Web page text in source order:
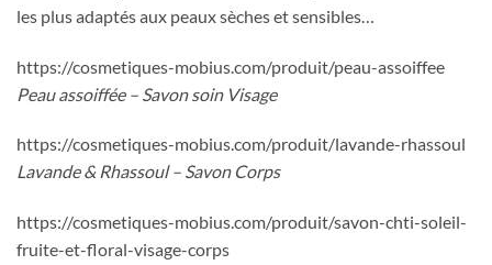
les plus adaptés aux peaux sèches et sensibles…
https://cosmetiques-mobius.com/produit/peau-assoiffee
Peau assoiffée – Savon soin Visage
https://cosmetiques-mobius.com/produit/lavande-rhassoul
Lavande & Rhassoul – Savon Corps
https://cosmetiques-mobius.com/produit/savon-chti-soleil-
fruite-et-floral-visage-corps